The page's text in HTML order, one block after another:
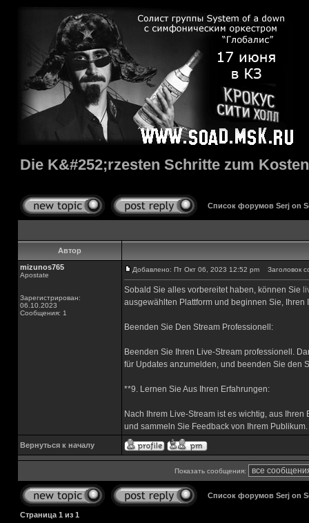
Die K&#252;rzesten Schritte zum
Список форумов Serj on
Автор
mizunos765
Apostate
Зарегистрирован:
06.10.2023
Сообщения: 1
Добавлено: Пт Окт 06, 2023 12:52 pm Заголовок
Sobald Sie alles vorbereitet haben, können Sie
ausgewählten Plattform und beginnen Sie, Ihren
Beenden Sie Den Stream Professionell:
Beenden Sie Ihren Live-Stream professionell.
für Updates anzumelden, und beenden Sie den
**9. Lernen Sie Aus Ihren Erfahrungen:
Nach Ihrem Live-Stream ist es wichtig, aus
und sammeln Sie Feedback von Ihrem
Вернуться к началу
Показать сообщения:
Список форумов Serj on
Страница 1 из 1